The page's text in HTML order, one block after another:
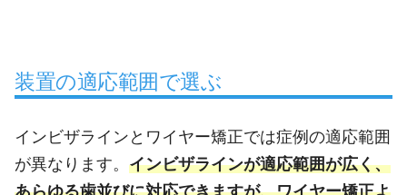
装置の適応範囲で選ぶ
インビザラインとワイヤー矯正では症例の適応範囲
が異なります。 インビザラインが適応範囲が広く、
あらゆる歯並びに対応できますが、ワイヤー矯正よ